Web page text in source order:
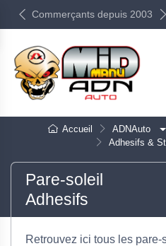
Commerçants depuis 2003
Accueil ADNAuto
Adhesifs &
Pare-soleil
Adhesifs
Retrouvez ici tous les